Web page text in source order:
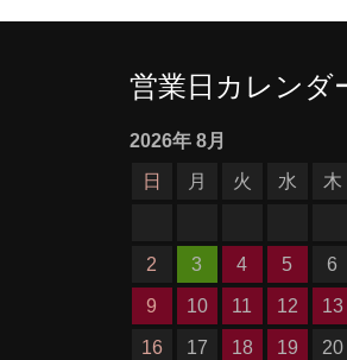
営業日カレンダ
2026年 8月
日
月 火 水 木
2
3 4 5 6
9
10 11 12 13
16
17 18 19 20